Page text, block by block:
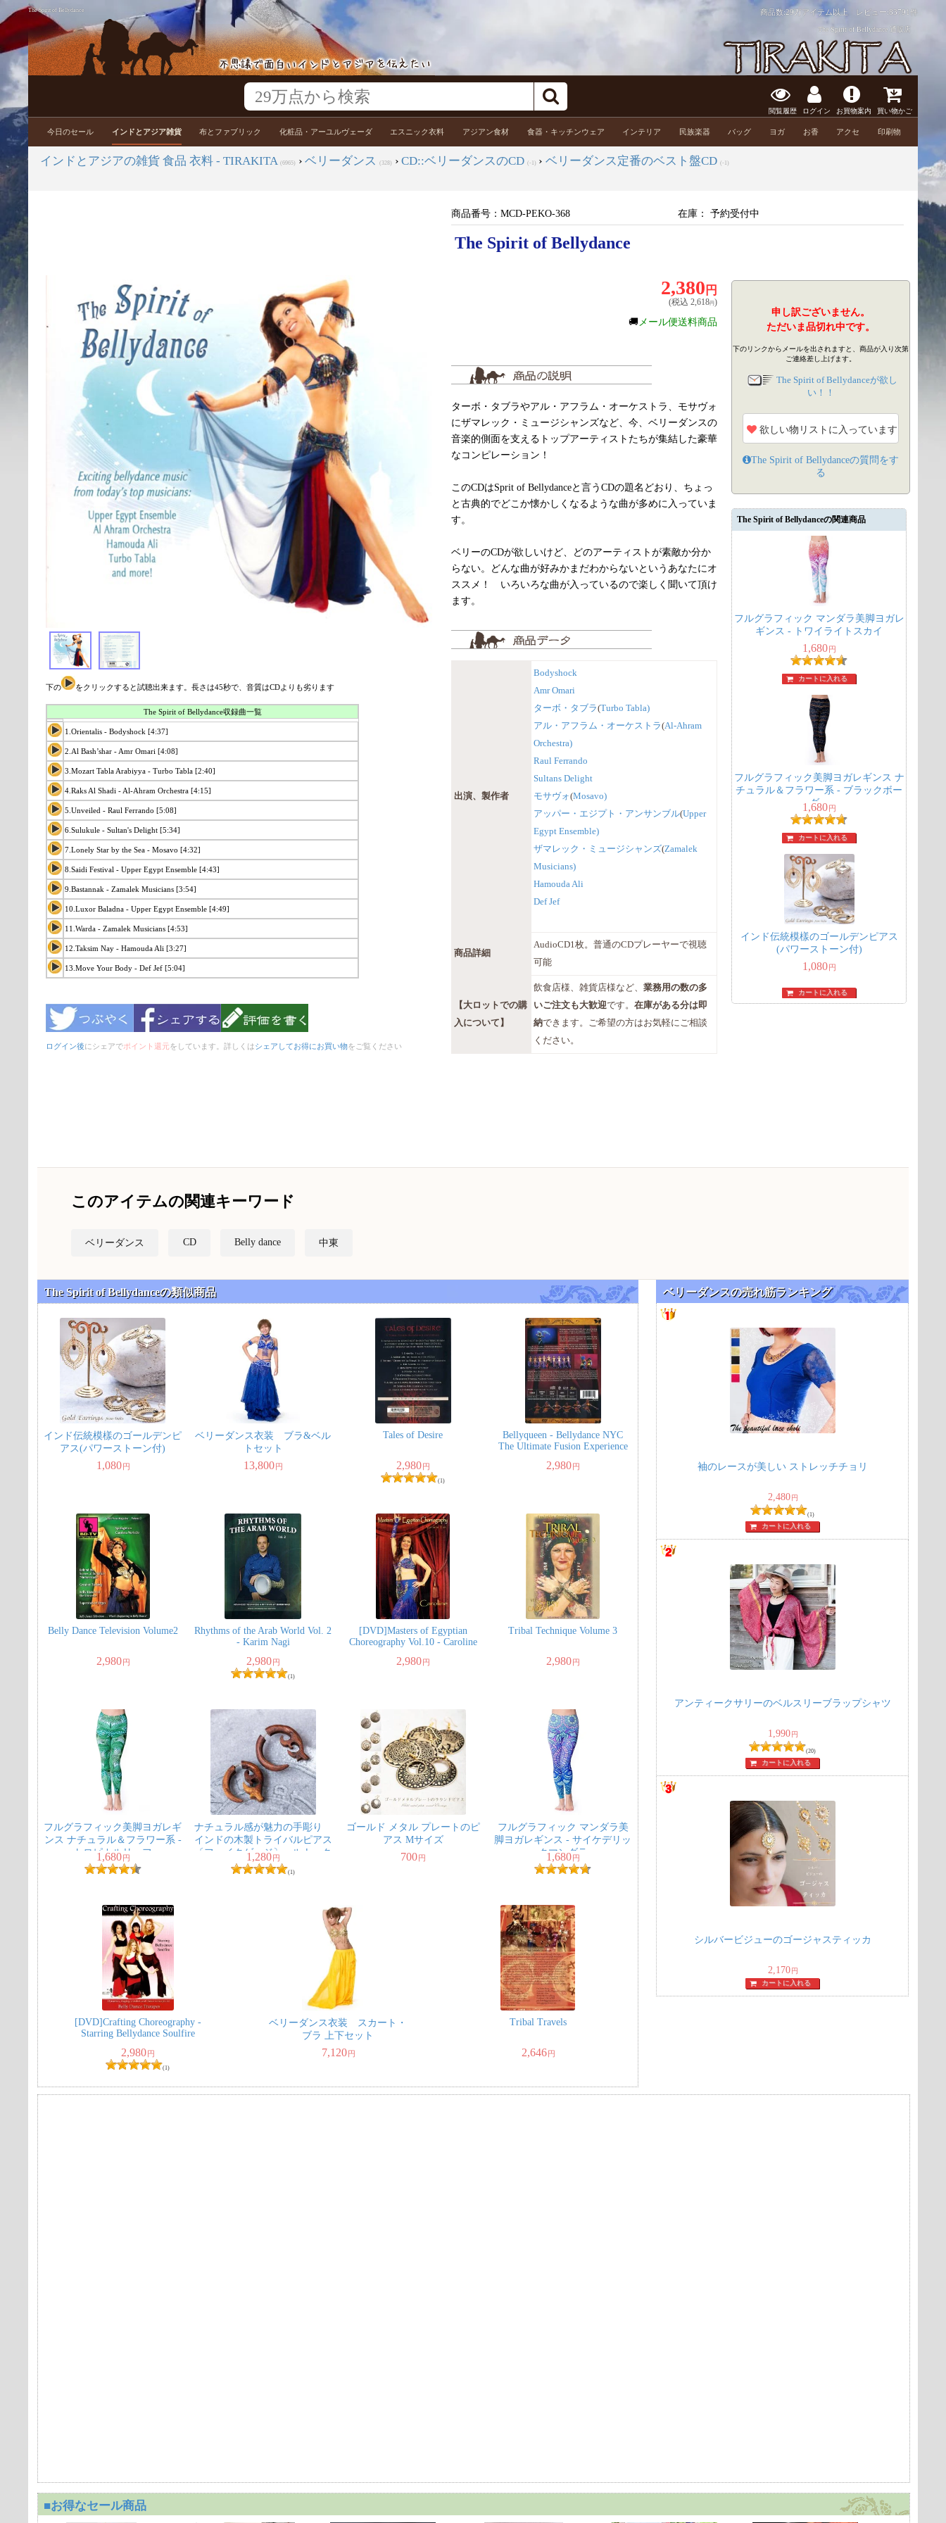
The Spirit of Bellydance 商品数:29万アイテム以上 レビュー:83791件
The Spirit of Bellydance 通販店
閲覧履歴 ログイン お買物案内 買い物かご
今日のセール インドとアジア雑貨 布とファブリック 化粧品・アーユルヴェーダ エスニック衣料 アジアン食材 食器・キッチンウェア インテリア 民族楽器 バッグ ヨガ お香 アクセ 印刷物
インドとアジアの雑貨 食品 衣料 - TIRAKITA (6965) › ベリーダンス (328) › CD::ベリーダンスのCD (-1) ›ベリーダンス定番のベスト盤CD (-1)
下の をクリックすると試聴出来ます。長さは45秒で、音質はCDよりも劣ります
The Spirit of Bellydance収録曲一覧
1.Orientalis - Bodyshock [4:37]
2.Al Bash’shar - Amr Omari [4:08]
3.Mozart Tabla Arabiyya - Turbo Tabla [2:40]
4.Raks Al Shadi - Al-Ahram Orchestra [4:15]
5.Unveiled - Raul Ferrando [5:08]
6.Sulukule - Sultan's Delight [5:34]
7.Lonely Star by the Sea - Mosavo [4:32]
8.Saidi Festival - Upper Egypt Ensemble [4:43]
9.Bastannak - Zamalek Musicians [3:54]
10.Luxor Baladna - Upper Egypt Ensemble [4:49]
11.Warda - Zamalek Musicians [4:53]
12.Taksim Nay - Hamouda Ali [3:27]
13.Move Your Body - Def Jef [5:04]
ログイン後にシェアでポイント還元をしています。詳しくはシェアしてお得にお買い物をご覧ください
商品番号：MCD-PEKO-368 在庫： 予約受付中
The Spirit of Bellydance
2,380 円
(税込2,618円)
🚚メール便送料商品
ターボ・タブラやアル・アフラム・オーケストラ、モサヴォ
にザマレック・ミュージシャンズなど、今、ベリーダンスの
音楽的側面を支えるトップアーティストたちが集結した豪華
なコンピレーション！
このCDはSprit of Bellydanceと言うCDの題名どおり、ちょっ
と古典的でどこか懐かしくなるような曲が多めに入っていま
す。
ベリーのCDが欲しいけど、どのアーティストが素敵か分か
らない。どんな曲が好みかまだわからないというあなたにオ
ススメ！ いろいろな曲が入っているので楽しく聞いて頂け
ます。
出演、製作者
Bodyshock
Amr Omari
ターボ・タブラ(Turbo Tabla)
アル・アフラム・オーケストラ(Al-Ahram
Orchestra)
Raul Ferrando
Sultans Delight
モサヴォ(Mosavo)
アッパー・エジプト・アンサンブル(Upper
Egypt Ensemble)
ザマレック・ミュージシャンズ(Zamalek
Musicians)
Hamouda Ali
Def Jef
商品詳細
AudioCD1枚。普通のCDプレーヤーで視聴
可能
【大ロットでの購
入について】
飲食店様、雑貨店様など、業務用の数の多
いご注文も大歓迎です。在庫がある分は即
納できます。ご希望の方はお気軽にご相談
ください。
申し訳ございません。
ただいま品切れ中です。
下のリンクからメールを出されますと、商品が入り次第
ご連絡差し上げます。
The Spirit of Bellydanceが欲し
い！！
欲しい物リストに入っています
The Spirit of Bellydanceの質問をす
る
The Spirit of Bellydanceの関連商品
フルグラフィック マンダラ美脚ヨガレ
ギンス - トワイライトスカイ
1,680円
カートに入れる
フルグラフィック美脚ヨガレギンス ナ
チュラル＆フラワー系 - ブラックボー
ダー
1,680円
カートに入れる
インド伝統模樣のゴールデンピアス
(パワーストーン付)
1,080円
カートに入れる
このアイテムの関連キーワード
ベリーダンス CD Belly dance 中東
The Spirit of Bellydanceの類似商品
インド伝統模樣のゴールデンピ
アス(パワーストーン付)
1,080 円
ベリーダンス衣装 ブラ&ベル
トセット
13,800 円
Tales of Desire
2,980 円
(1)
Bellyqueen - Bellydance NYC
The Ultimate Fusion Experience
2,980 円
Belly Dance Television Volume2
2,980 円
Rhythms of the Arab World Vol. 2
- Karim Nagi
2,980 円
(1)
[DVD]Masters of Egyptian
Choreography Vol.10 - Caroline
2,980 円
Tribal Technique Volume 3
2,980 円
フルグラフィック美脚ヨガレギ
ンス ナチュラル＆フラワー系 -
トロピカルリーフ
1,680 円
ナチュラル感が魅力の手彫り
インドの木製トライバルピアス
〔フェイクゲージ〕 - ルナ・ク
ロー
1,280 円
(1)
ゴールド メタル プレートのピ
アス Mサイズ
700 円
フルグラフィック マンダラ美
脚ヨガレギンス - サイケデリッ
クマンダラ
1,680 円
[DVD]Crafting Choreography -
Starring Bellydance Soulfire
2,980 円
(1)
ベリーダンス衣装 スカート・
ブラ 上下セット
7,120 円
Tribal Travels
2,646 円
ベリーダンスの売れ筋ランキング
袖のレースが美しい ストレッチチョリ
2,480 円
(1)
カートに入れる
アンティークサリーのベルスリーブラップシャツ
1,990 円
(20)
カートに入れる
シルバービジューのゴージャスティッカ
2,170 円
カートに入れる